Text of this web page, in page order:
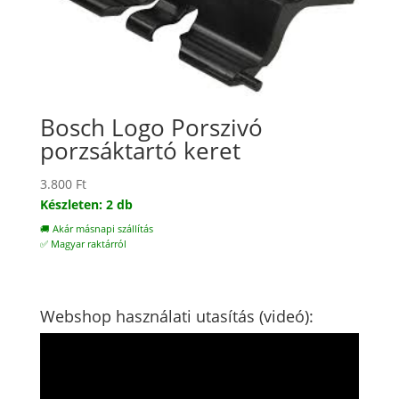
Bosch Logo Porszivó
porzsáktartó keret
3.800 Ft
Készleten: 2 db
🚚 Akár másnapi szállítás
✅ Magyar raktárról
Webshop használati utasítás (videó):